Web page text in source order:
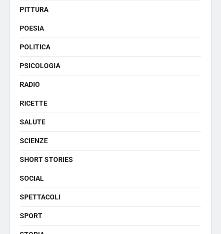
PITTURA
POESIA
POLITICA
PSICOLOGIA
RADIO
RICETTE
SALUTE
SCIENZE
SHORT STORIES
SOCIAL
SPETTACOLI
SPORT